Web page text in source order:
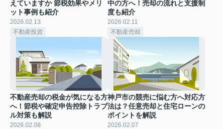
えていますか 節税効果やメリ
ット事例も紹介
2026.02.13
不動産投資
中の方へ！売却の流れと支援制
度も紹介
2026.02.11
不動産売却
不動産売却の税金が気になる方
へ！節税や確定申告控除トラブ
ル対策も解説
2026.02.08
神戸市の競売に悩む方へ対応方
法は？任意売却と住宅ローンの
ポイントを解説
2026.02.07